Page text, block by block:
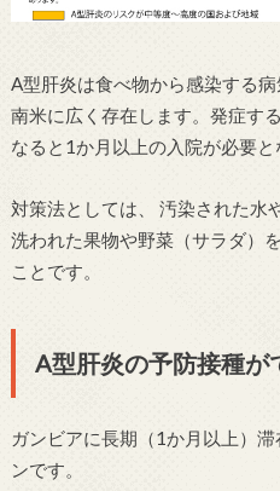
A型肝炎は食べ物から感染する
南米に広く存在します。発症す
なると1か月以上の入院が必要と
対策法としては、 汚染された水
洗われた果物や野菜（サラダ）
ことです。
A型肝炎の予防接種が
ガンビアに長期（1か月以上）
ンです。